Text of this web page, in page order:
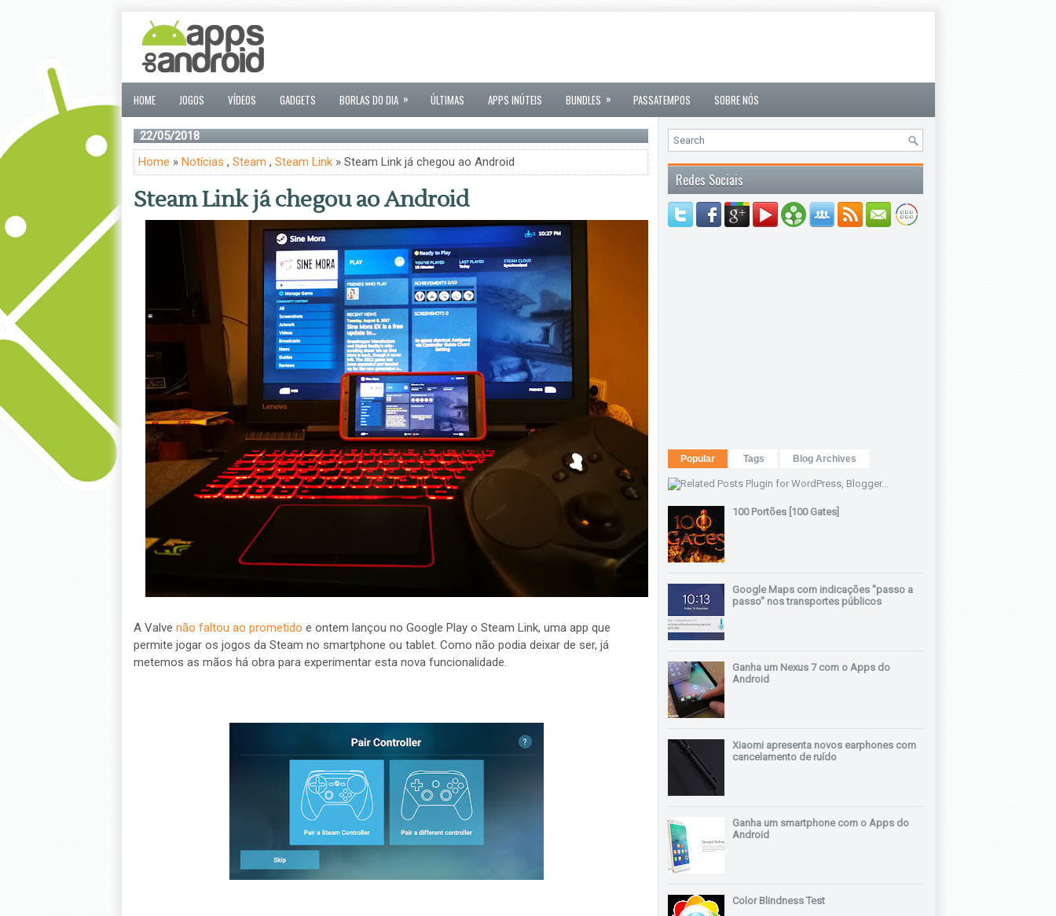
HOME JOGOS VÍDEOS GADGETS BORLAS DO DIA » ÚLTIMAS APPS INÚTEIS BUNDLES » PASSATEMPOS SOBRE NÓS
22/05/2018
Home » Notícias , Steam , Steam Link» Steam Link já chegou ao Android
Steam Link já chegou ao Android
A Valve não faltou ao prometido e ontem lançou no Google Play o Steam Link, uma app que
permite jogar os jogos da Steam no smartphone ou tablet. Como não podia deixar de ser, já
metemos as mãos há obra para experimentar esta nova funcionalidade.
Redes Sociais
Popular Tags Blog Archives
100 Portões [100 Gates]
Google Maps com indicações "passo a
passo" nos transportes públicos
Ganha um Nexus 7 com o Apps do
Android
Xiaomi apresenta novos earphones com
cancelamento de ruído
Ganha um smartphone com o Apps do
Android
Color Blindness Test